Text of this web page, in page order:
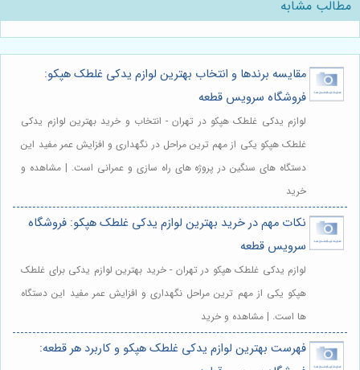
مطالب مشابه
مقایسه برندها و انتخاب بهترین لوازم یدکی غلطک هپکو:
فروشگاه سرویس قطعه
لوازم یدکی غلطک هپکو در تهران - انتخاب و خرید بهترین لوازم یدکی
غلطک هپکو یکی از مهم ترین مراحل در نگهداری و افزایش عمر مفید این
دستگاه های سنگین در پروژه های راه سازی و عمرانی است. | مشاهده و
خرید
نکات مهم در خرید بهترین لوازم یدکی غلطک هپکو: فروشگاه
سرویس قطعه
لوازم یدکی غلطک هپکو در تهران - خرید بهترین لوازم یدکی برای غلطک
هپکو یکی از مهم ترین مراحل نگهداری و افزایش عمر مفید این دستگاه
ها است. | مشاهده و خرید
فهرست بهترین لوازم یدکی غلطک هپکو و کاربرد هر قطعه: